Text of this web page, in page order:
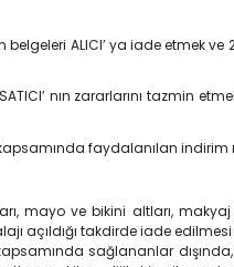
ALICI’ ya iade etmek
nın zararlarını tazmin
faydalanılan indirim
mayo ve bikini altları, makyaj
açıldığı takdirde iade
sağlananlar